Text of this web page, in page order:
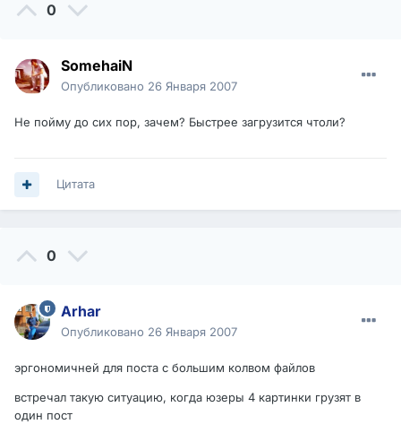
0
SomehaiN
Опубликовано 26 Января 2007
Не пойму до сих пор, зачем? Быстрее загрузится чтоли?
Цитата
0
Arhar
Опубликовано 26 Января 2007
эргономичней для поста с большим колвом файлов
встречал такую ситуацию, когда юзеры 4 картинки грузят в
один пост